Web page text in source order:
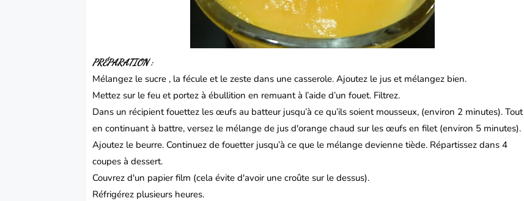
PRÉPARATION :
Mélangez le sucre , la fécule et le zeste dans une casserole. Ajoutez le jus et mélangez bien.
Mettez sur le feu et portez à ébullition en remuant à l’aide d’un fouet. Filtrez.
Dans un récipient fouettez les œufs au batteur jusqu’à ce qu’ils soient mousseux, (environ 2 minutes). Tout
en continuant à battre, versez le mélange de jus d'orange chaud sur les œufs en filet (environ 5 minutes).
Ajoutez le beurre. Continuez de fouetter jusqu’à ce que le mélange devienne tiède. Répartissez dans 4
coupes à dessert.
Couvrez d'un papier film (cela évite d'avoir une croûte sur le dessus).
Réfrigérez plusieurs heures.